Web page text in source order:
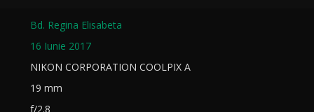
Bd. Regina Elisabeta
16 Iunie 2017
NIKON CORPORATION COOLPIX A
19 mm
f/2.8